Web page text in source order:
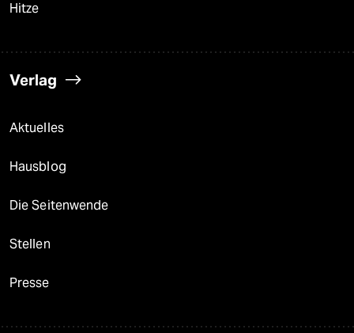
Hitze
Verlag
Aktuelles
Hausblog
Die Seitenwende
Stellen
Presse